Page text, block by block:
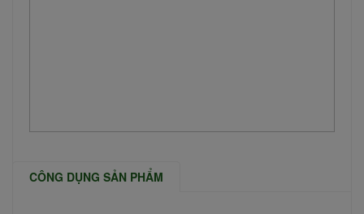
CÔNG DỤNG SẢN PHẨM